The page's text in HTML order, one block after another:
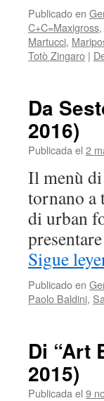
Publicado en
C+C=Maxigross,
Martucci,
Totò Zingaro |
Da
2016)
Publicada el 2
Il menù
tornano a
di urban
Sigue
Publicado en
Paolo Baldini,
Di “Art
2015)
Publicada el 9